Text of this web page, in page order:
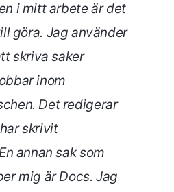
i mitt arbete är det
göra. Jag använder
skriva saker
inom
Det redigerar
skrivit
annan sak som
mig är Docs. Jag